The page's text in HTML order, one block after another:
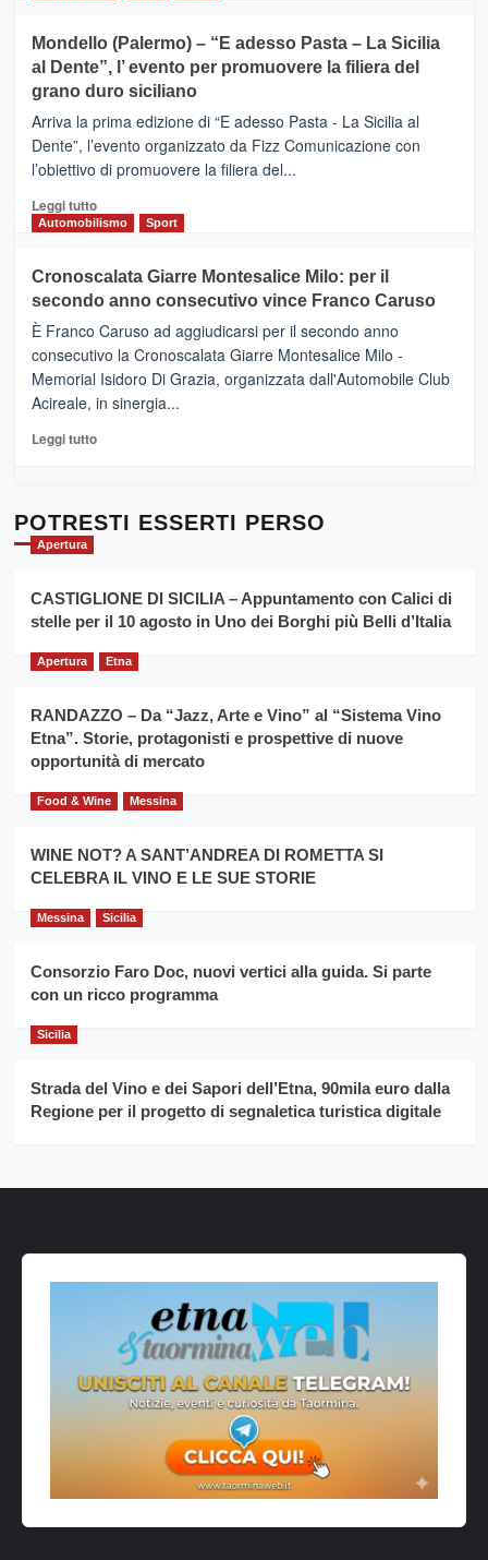
e
messaggi
di
CASTIGLIONE
DI
SICILIA
(Ct)
–
Il
Borgo
Gusto,
il
tra
sapori
vicoli
medievali
Mondello (Palermo) – “E adesso Pasta – La Sicilia
al Dente”, l’ evento per promuovere la filiera del
grano duro siciliano
Arriva la prima edizione di “E adesso Pasta - La Sicilia al
Dente”, l’evento organizzato da Fizz Comunicazione con
l’obiettivo di promuovere la filiera del...
Leggi tuttoLeggi
di
Mondello
(Palermo)
–
“E
adesso
Pasta
–
Sicilia
l’
evento
la
filiera
grano
Automobilismo Sport
Cronoscalata Giarre Montesalice Milo: per il
secondo anno consecutivo vince Franco Caruso
È Franco Caruso ad aggiudicarsi per il secondo anno
consecutivo la Cronoscalata Giarre Montesalice Milo -
Memorial Isidoro Di Grazia, organizzata dall'Automobile Club
Acireale, in sinergia...
Leggi tuttoLeggi
Cronoscalata
per
il
anno
Franco
Caruso
POTRESTI ESSERTI PERSO
Apertura
CASTIGLIONE DI SICILIA – Appuntamento con Calici di
stelle per il 10 agosto in Uno dei Borghi più Belli d’Italia
Apertura Etna
RANDAZZO – Da “Jazz, Arte e Vino” al “Sistema Vino
Etna”. Storie, protagonisti e prospettive di nuove
opportunità di mercato
Food & Wine Messina
WINE NOT? A SANT’ANDREA DI ROMETTA SI
CELEBRA IL VINO E LE SUE STORIE
Messina Sicilia
Consorzio Faro Doc, nuovi vertici alla guida. Si parte
con un ricco programma
Sicilia
Strada del Vino e dei Sapori dell’Etna, 90mila euro dalla
Regione per il progetto di segnaletica turistica digitale